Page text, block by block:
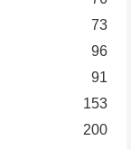
73
96
91
153
200